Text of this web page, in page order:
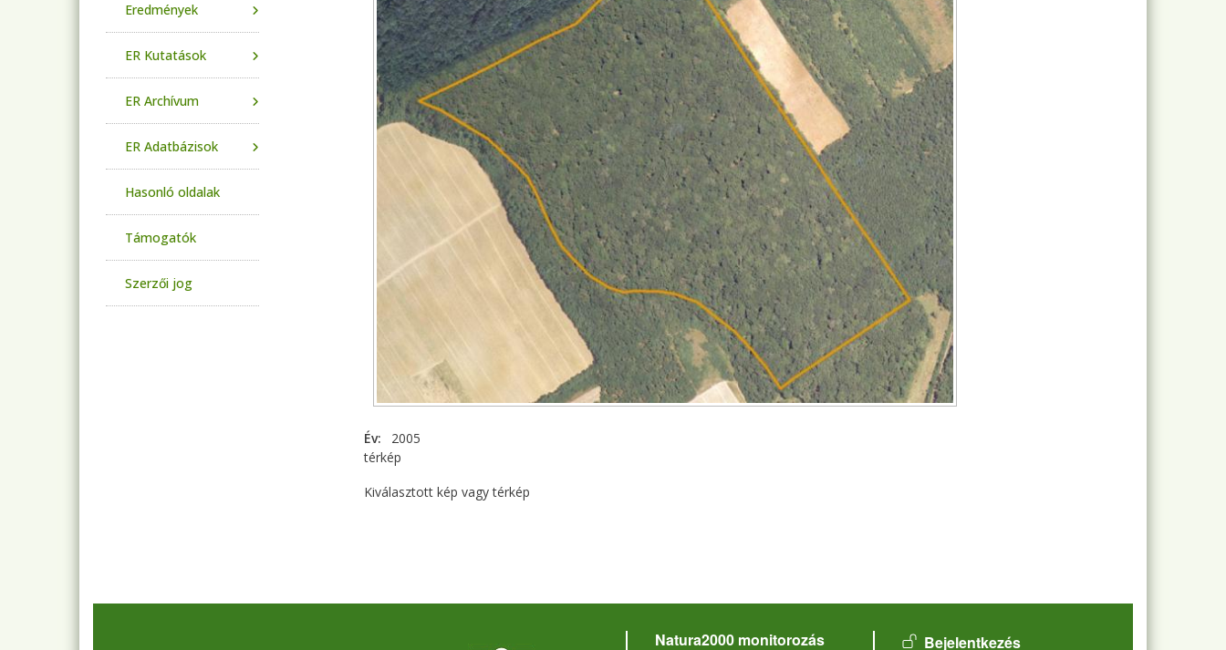
Év
2005
térkép
Kiválasztott kép vagy térkép
Eredmények
ER Kutatások
ER Archívum
ER Adatbázisok
Hasonló oldalak
Támogatók
Szerzői jog
Natura2000 monitorozás User account menu
Bejelentkezés